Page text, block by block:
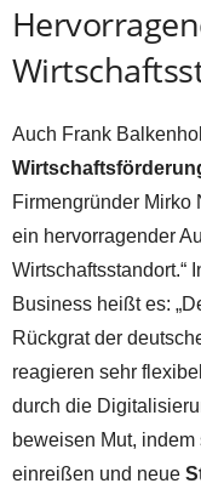
Auch Frank
Firmengründer Mirko
ein hervorragender
Wirtschaftsstandort.“
Business heißt es:
Rückgrat der
reagieren sehr
durch die
beweisen Mut,
einreißen und neue